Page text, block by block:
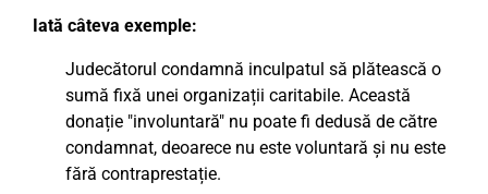
Iată câteva exemple:
Judecătorul condamnă inculpatul să plătească o
sumă fixă unei organizații caritabile. Această
donație "involuntară" nu poate fi dedusă de către
condamnat, deoarece nu este voluntară și nu este
fără contraprestație.